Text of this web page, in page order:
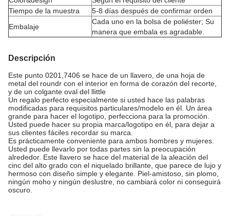
Tiempo de la muestra
5-8 días después de confirmar orden
Embalaje
Cada uno en la bolsa de poliéster; Su
manera que embala es agradable.
Descripción
Este punto 0201,7406 se hace de un llavero, de una hoja de
metal del roundr con el interior en forma de corazón del recorte,
y de un colgante oval del llittle
Un regalo perfecto especialmente si usted hace las palabras
modificadas para requisitos particulares/modelo en él. Un área
grande para hacer el logotipo, perfecciona para la promoción.
Usted puede hacer su propia marca/logotipo en él, para dejar a
sus clientes fáciles recordar su marca.
Es prácticamente conveniente para ambos hombres y mujeres.
Usted puede llevarlo por todas partes sin la preocupación
alrededor. Este llavero se hace del material de la aleación del
cinc del alto grado con el niquelado brillante, que parece de lujo y
hermoso con diseño simple y elegante. Piel-amistoso, sin plomo,
ningún moho y ningún deslustre, no cambiará color ni conseguirá
oscuro.